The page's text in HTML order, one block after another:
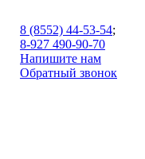
8 (8552) 44-53-54;
8-927 490-90-70
Напишите нам
Обратный звонок